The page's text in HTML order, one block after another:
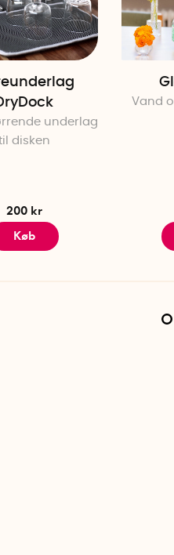
underlag
disken
200 kr
Køb
Vand